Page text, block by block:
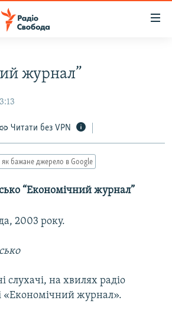
РОКІВ
журнал”
Читати без VPN
бажане джерело в Google
“Економічний журнал”
2003 року.
слухачі, на хвилях радіо
«Економічний журнал».